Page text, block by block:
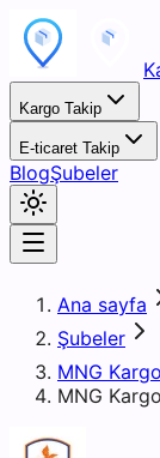
Kargo Takip
E-ticaret Takip
BlogŞubeler
Ana sayfa
Şubeler
MNG
MNG